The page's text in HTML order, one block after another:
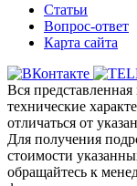
Статьи
Вопрос-ответ
Карта сайта
Вся
технические
отличаться от
Для получения
стоимости
обращайтесь к